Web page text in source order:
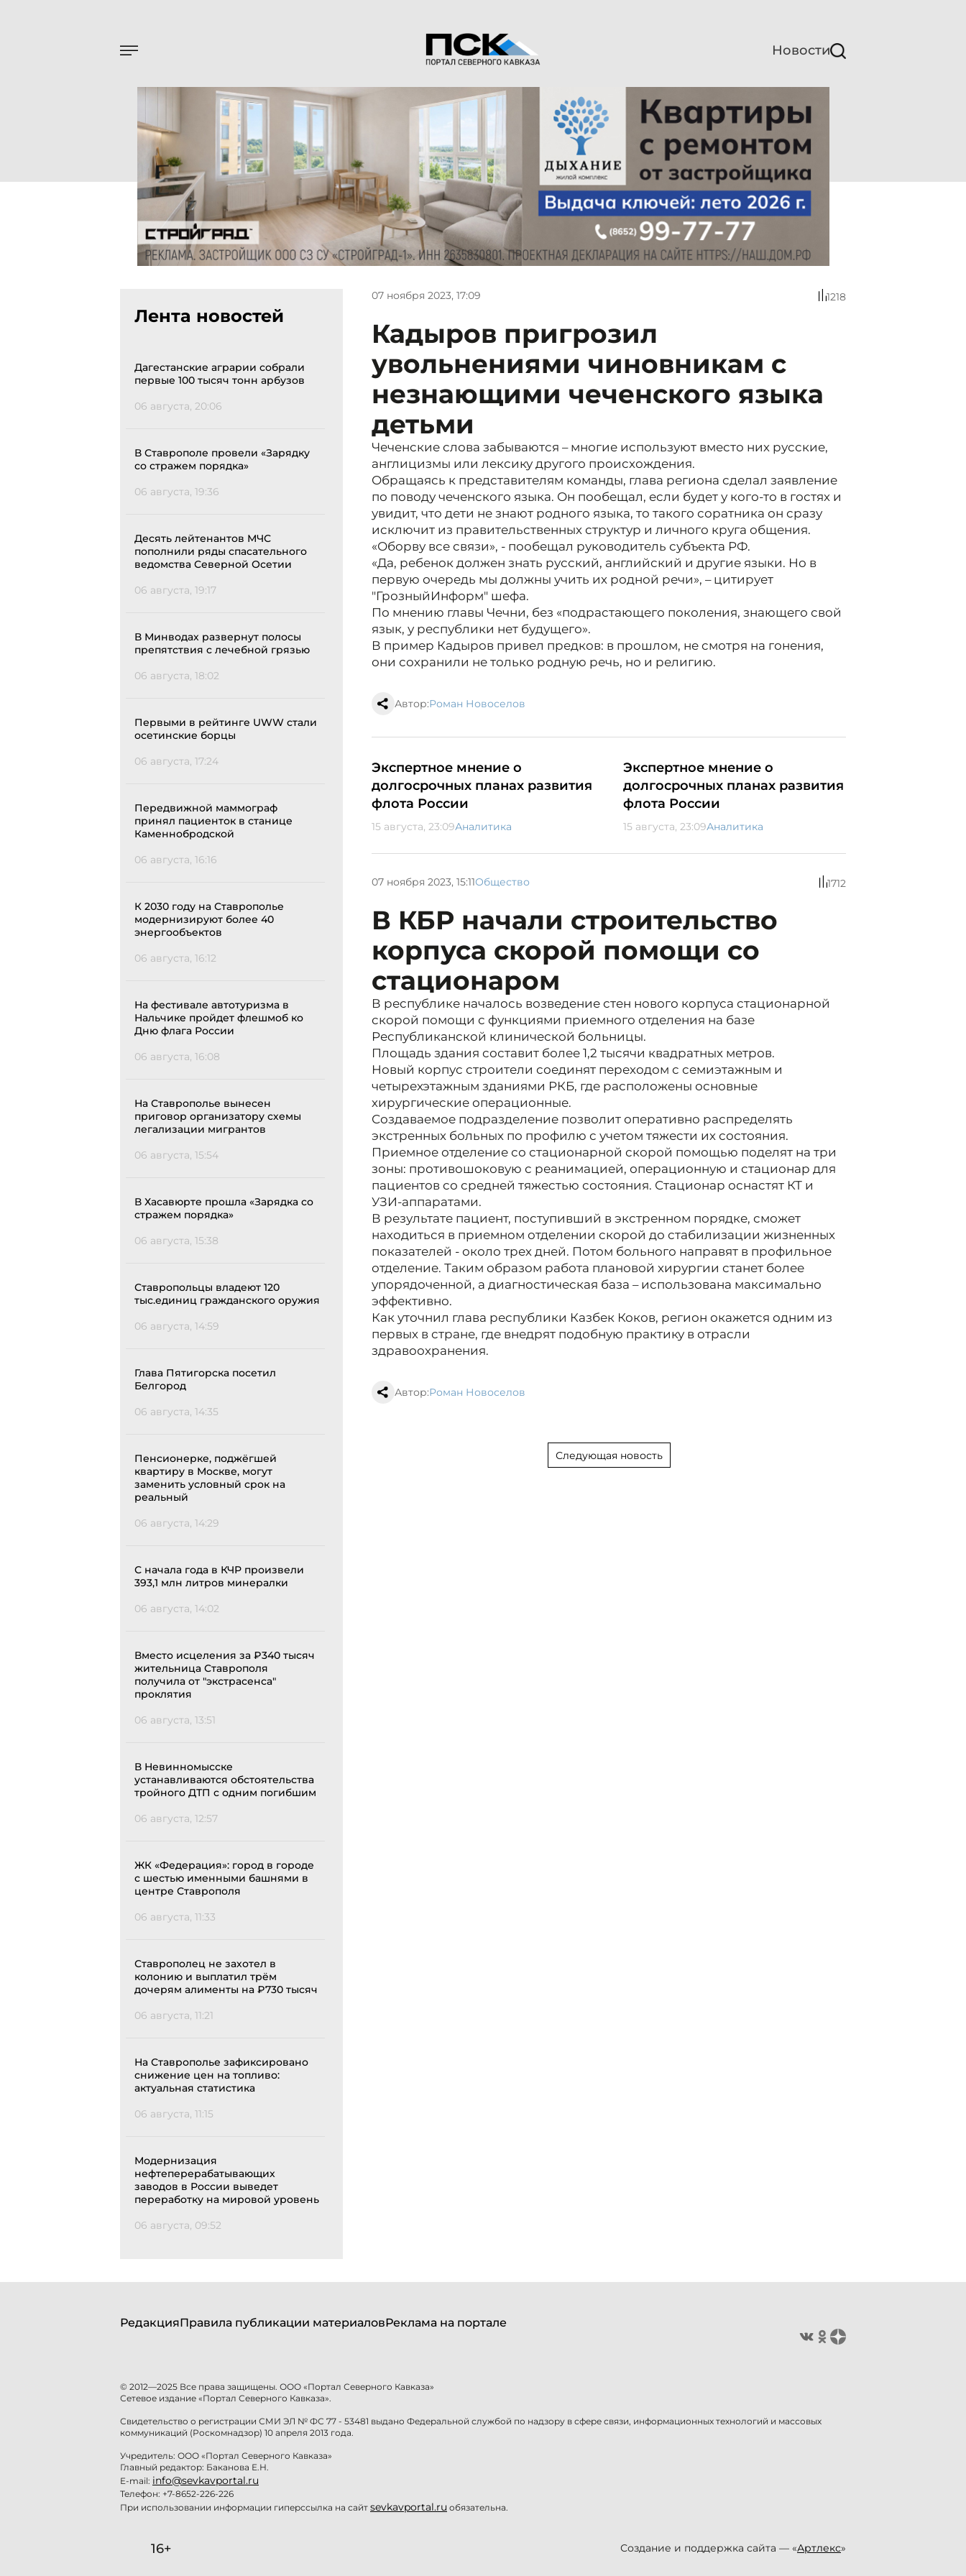
Новости
Лента новостей
Дагестанские аграрии собрали
первые 100 тысяч тонн арбузов
06 августа, 20:06
В Ставрополе провели «Зарядку
со стражем порядка»
06 августа, 19:36
Десять лейтенантов МЧС
пополнили ряды спасательного
ведомства Северной Осетии
06 августа, 19:17
В Минводах развернут полосы
препятствия с лечебной грязью
06 августа, 18:02
Первыми в рейтинге UWW стали
осетинские борцы
06 августа, 17:24
Передвижной маммограф
принял пациенток в станице
Каменнобродской
06 августа, 16:16
К 2030 году на Ставрополье
модернизируют более 40
энергообъектов
06 августа, 16:12
На фестивале автотуризма в
Нальчике пройдет флешмоб ко
Дню флага России
06 августа, 16:08
На Ставрополье вынесен
приговор организатору схемы
легализации мигрантов
06 августа, 15:54
В Хасавюрте прошла «Зарядка со
стражем порядка»
06 августа, 15:38
Ставропольцы владеют 120
тыс.единиц гражданского оружия
06 августа, 14:59
Глава Пятигорска посетил
Белгород
06 августа, 14:35
Пенсионерке, поджёгшей
квартиру в Москве, могут
заменить условный срок на
реальный
06 августа, 14:29
С начала года в КЧР произвели
393,1 млн литров минералки
06 августа, 14:02
Вместо исцеления за ₽340 тысяч
жительница Ставрополя
получила от "экстрасенса"
проклятия
06 августа, 13:51
В Невинномысске
устанавливаются обстоятельства
тройного ДТП с одним погибшим
06 августа, 12:57
ЖК «Федерация»: город в городе
с шестью именными башнями в
центре Ставрополя
06 августа, 11:33
Ставрополец не захотел в
колонию и выплатил трём
дочерям алименты на ₽730 тысяч
06 августа, 11:21
На Ставрополье зафиксировано
снижение цен на топливо:
актуальная статистика
06 августа, 11:15
Модернизация
нефтеперерабатывающих
заводов в России выведет
переработку на мировой уровень
06 августа, 09:52
07 ноября 2023, 17:09 1218
Кадыров пригрозил
увольнениями чиновникам с
незнающими чеченского языка
детьми
Чеченские слова забываются – многие используют вместо них русские,
англицизмы или лексику другого происхождения.
Обращаясь к представителям команды, глава региона сделал заявление
по поводу чеченского языка. Он пообещал, если будет у кого-то в гостях и
увидит, что дети не знают родного языка, то такого соратника он сразу
исключит из правительственных структур и личного круга общения.
«Оборву все связи», - пообещал руководитель субъекта РФ.
«Да, ребенок должен знать русский, английский и другие языки. Но в
первую очередь мы должны учить их родной речи», – цитирует
"ГрозныйИнформ" шефа.
По мнению главы Чечни, без «подрастающего поколения, знающего свой
язык, у республики нет будущего».
В пример Кадыров привел предков: в прошлом, не смотря на гонения,
они сохранили не только родную речь, но и религию.
Автор:Роман Новоселов
Экспертное мнение о
долгосрочных планах развития
флота России
15 августа, 23:09Аналитика
Экспертное мнение о
долгосрочных планах развития
флота России
15 августа, 23:09Аналитика
07 ноября 2023, 15:11Общество 1712
В КБР начали строительство
корпуса скорой помощи со
стационаром
В республике началось возведение стен нового корпуса стационарной
скорой помощи с функциями приемного отделения на базе
Республиканской клинической больницы.
Площадь здания составит более 1,2 тысячи квадратных метров.
Новый корпус строители соединят переходом с семиэтажным и
четырехэтажным зданиями РКБ, где расположены основные
хирургические операционные.
Создаваемое подразделение позволит оперативно распределять
экстренных больных по профилю с учетом тяжести их состояния.
Приемное отделение со стационарной скорой помощью поделят на три
зоны: противошоковую с реанимацией, операционную и стационар для
пациентов со средней тяжестью состояния. Стационар оснастят КТ и
УЗИ-аппаратами.
В результате пациент, поступивший в экстренном порядке, сможет
находиться в приемном отделении скорой до стабилизации жизненных
показателей - около трех дней. Потом больного направят в профильное
отделение. Таким образом работа плановой хирургии станет более
упорядоченной, а диагностическая база – использована максимально
эффективно.
Как уточнил глава республики Казбек Коков, регион окажется одним из
первых в стране, где внедрят подобную практику в отрасли
здравоохранения.
Автор:Роман Новоселов
Следующая новость
РедакцияПравила публикации материаловРеклама на портале
© 2012—2025 Все права защищены. ООО «Портал Северного Кавказа»
Сетевое издание «Портал Северного Кавказа».
Свидетельство о регистрации СМИ ЭЛ № ФС 77 - 53481 выдано Федеральной службой по надзору в сфере связи, информационных технологий и массовых
коммуникаций (Роскомнадзор) 10 апреля 2013 года.
Учредитель: ООО «Портал Северного Кавказа»
Главный редактор: Баканова Е.Н.
E-mail: info@sevkavportal.ru
Телефон: +7-8652-226-226
При использовании информации гиперссылка на сайт sevkavportal.ru обязательна.
16+ Создание и поддержка сайта — «Артлекс»